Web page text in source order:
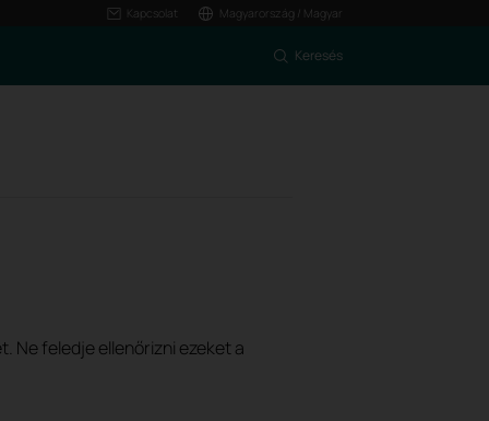
Kapcsolat Magyarország / Magyar
Keresés
Ne feledje ellenőrizni ezeket a